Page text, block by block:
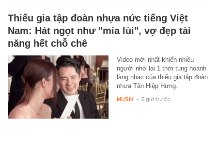
Thiếu gia tập đoàn nhựa nức tiếng Việt
Nam: Hát ngọt như "mía lùi", vợ đẹp tài
năng hết chỗ chê
Video mới nhất khiến nhiều
người nhớ lại 1 thời tung hoành
làng nhạc của thiếu gia tập đoàn
nhựa Tân Hiệp Hưng.
MUSIK - 5 giờ trước